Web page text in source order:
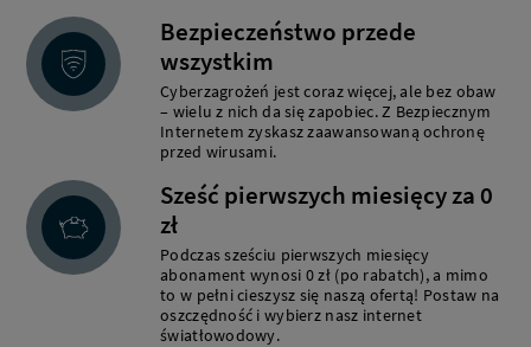
Bezpieczeństwo przede
wszystkim
Cyberzagrożeń jest coraz więcej, ale bez obaw
– wielu z nich da się zapobiec. Z Bezpiecznym
Internetem zyskasz zaawansowaną ochronę
przed wirusami.
Sześć pierwszych miesięcy za 0
zł
Podczas sześciu pierwszych miesięcy
abonament wynosi 0 zł (po rabatch), a mimo
to w pełni cieszysz się naszą ofertą! Postaw na
oszczędność i wybierz nasz internet
światłowodowy.